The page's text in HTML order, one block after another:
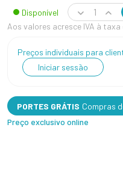
Disponível
Aos valores acresce IVA à taxa
Preços individuais para
Iniciar sessão
PORTES GRÁTIS Compras
Preço exclusivo online